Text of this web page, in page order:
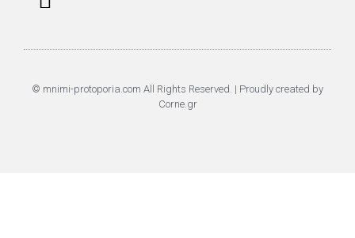
© mnimi-protoporia.com All Rights Reserved. | Proudly created by
Corne.gr